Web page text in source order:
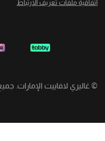
اتفاقية ملفات تعريف الارتباط
© غاليري لافاييت الإمارات.